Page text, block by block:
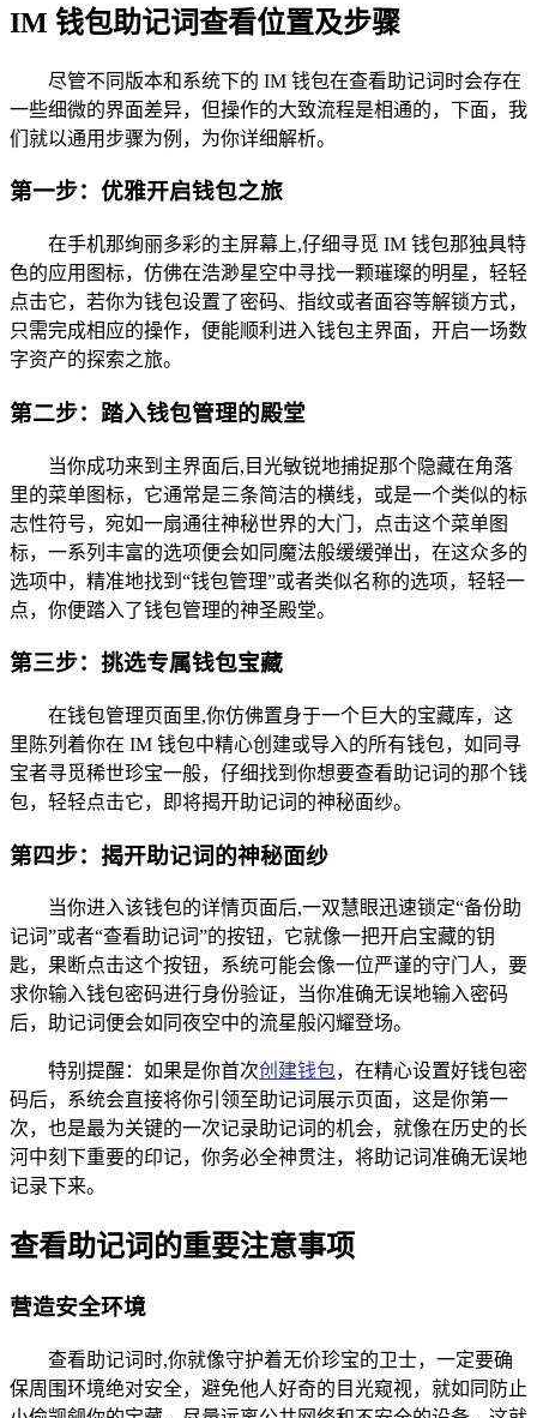
IM 钱包助记词查看位置及步骤
尽管不同版本和系统下的 IM 钱包在查看助记词时会存在
一些细微的界面差异，但操作的大致流程是相通的，下面，我
们就以通用步骤为例，为你详细解析。
第一步：优雅开启钱包之旅
在手机那绚丽多彩的主屏幕上,仔细寻觅 IM 钱包那独具特
色的应用图标，仿佛在浩渺星空中寻找一颗璀璨的明星，轻轻
点击它，若你为钱包设置了密码、指纹或者面容等解锁方式，
只需完成相应的操作，便能顺利进入钱包主界面，开启一场数
字资产的探索之旅。
第二步：踏入钱包管理的殿堂
当你成功来到主界面后,目光敏锐地捕捉那个隐藏在角落
里的菜单图标，它通常是三条简洁的横线，或是一个类似的标
志性符号，宛如一扇通往神秘世界的大门，点击这个菜单图
标，一系列丰富的选项便会如同魔法般缓缓弹出，在这众多的
选项中，精准地找到“钱包管理”或者类似名称的选项，轻轻一
点，你便踏入了钱包管理的神圣殿堂。
第三步：挑选专属钱包宝藏
在钱包管理页面里,你仿佛置身于一个巨大的宝藏库，这
里陈列着你在 IM 钱包中精心创建或导入的所有钱包，如同寻
宝者寻觅稀世珍宝一般，仔细找到你想要查看助记词的那个钱
包，轻轻点击它，即将揭开助记词的神秘面纱。
第四步：揭开助记词的神秘面纱
当你进入该钱包的详情页面后,一双慧眼迅速锁定“备份助
记词”或者“查看助记词”的按钮，它就像一把开启宝藏的钥
匙，果断点击这个按钮，系统可能会像一位严谨的守门人，要
求你输入钱包密码进行身份验证，当你准确无误地输入密码
后，助记词便会如同夜空中的流星般闪耀登场。
特别提醒：如果是你首次创建钱包，在精心设置好钱包密
码后，系统会直接将你引领至助记词展示页面，这是你第一
次，也是最为关键的一次记录助记词的机会，就像在历史的长
河中刻下重要的印记，你务必全神贯注，将助记词准确无误地
记录下来。
查看助记词的重要注意事项
营造安全环境
查看助记词时,你就像守护着无价珍宝的卫士，一定要确
保周围环境绝对安全，避免他人好奇的目光窥视，就如同防止